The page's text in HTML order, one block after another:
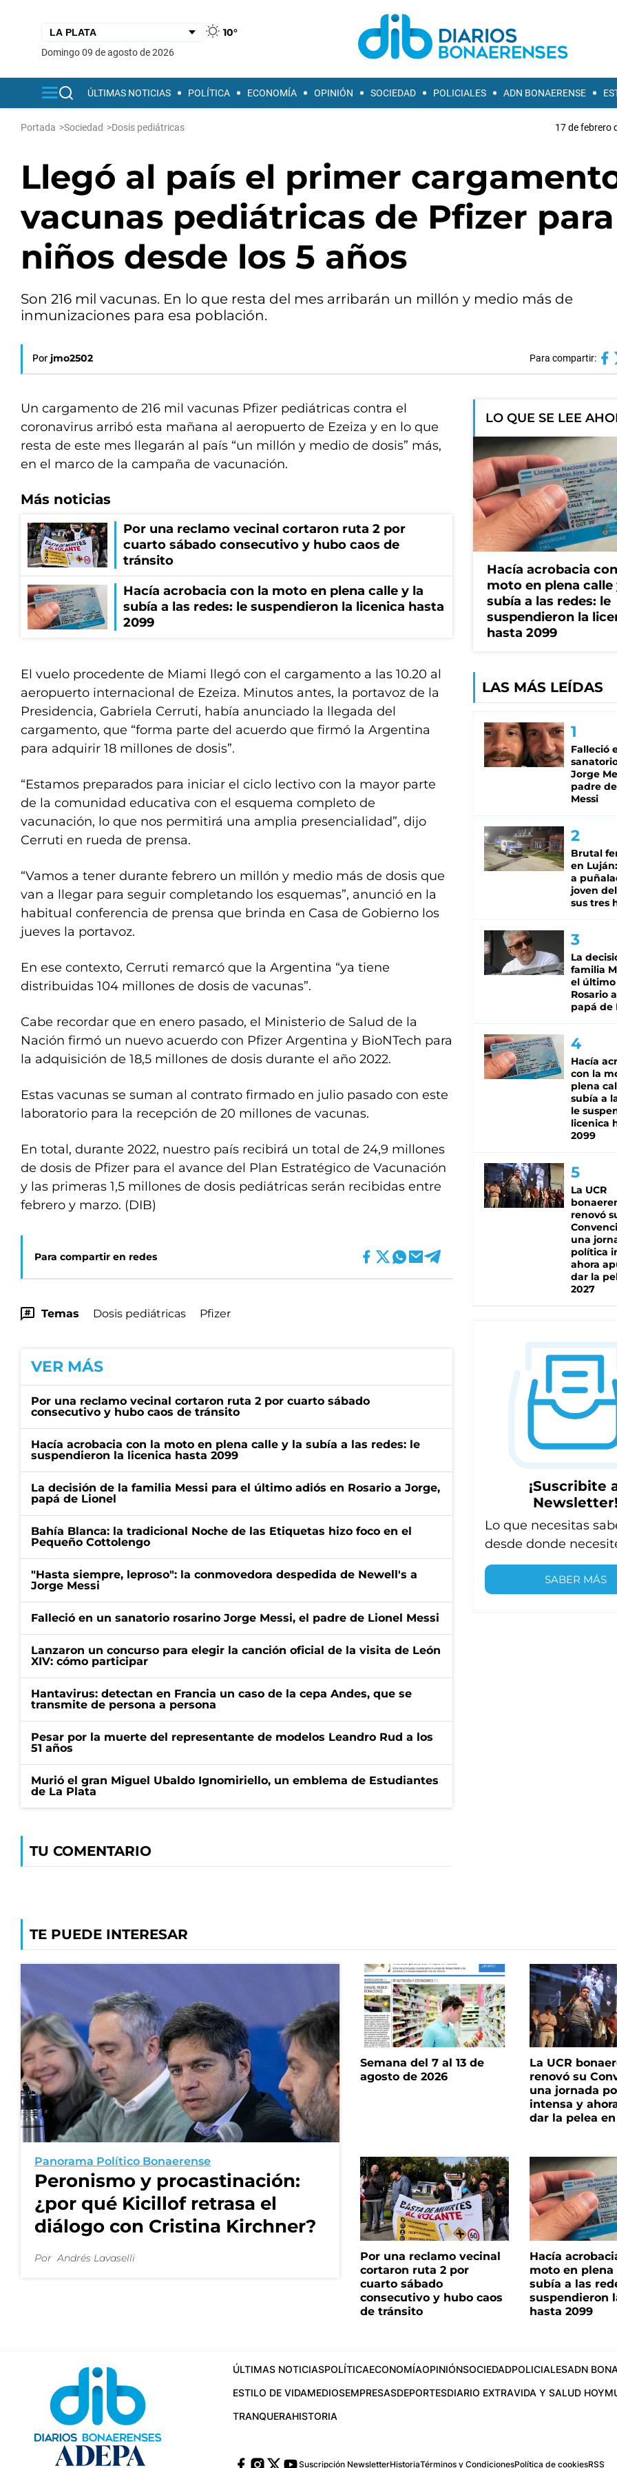
10°
domingo 09 de agosto de 2026
ÚLTIMAS NOTICIAS POLÍTICA ECONOMÍA OPINIÓN SOCIEDAD POLICIALES ADN BONAERENSE
Portada >Sociedad >Dosis pediátricas 17 de febrero
Llegó al país el primer
vacunas pediátricas de Pfizer para
niños desde los 5 años
Son 216 mil vacunas. En lo que resta del mes arribarán un millón y medio más de
inmunizaciones para esa población.
Por jmo2502 Para compartir:
Un cargamento de 216 mil vacunas Pfizer pediátricas contra el
coronavirus arribó esta mañana al aeropuerto de Ezeiza y en lo que
resta de este mes llegarán al país “un millón y medio de dosis” más,
en el marco de la campaña de vacunación.
Más noticias
Por una reclamo vecinal cortaron ruta 2 por
cuarto sábado consecutivo y hubo caos de
tránsito
Hacía acrobacia con la moto en plena calle y la
subía a las redes: le suspendieron la licenica hasta
2099
El vuelo procedente de Miami llegó con el cargamento a las 10.20 al
aeropuerto internacional de Ezeiza. Minutos antes, la portavoz de la
Presidencia, Gabriela Cerruti, había anunciado la llegada del
cargamento, que “forma parte del acuerdo que firmó la Argentina
para adquirir 18 millones de dosis”.
“Estamos preparados para iniciar el ciclo lectivo con la mayor parte
de la comunidad educativa con el esquema completo de
vacunación, lo que nos permitirá una amplia presencialidad”, dijo
Cerruti en rueda de prensa.
“Vamos a tener durante febrero un millón y medio más de dosis que
van a llegar para seguir completando los esquemas”, anunció en la
habitual conferencia de prensa que brinda en Casa de Gobierno los
jueves la portavoz.
En ese contexto, Cerruti remarcó que la Argentina “ya tiene
distribuidas 104 millones de dosis de vacunas”.
Cabe recordar que en enero pasado, el Ministerio de Salud de la
Nación firmó un nuevo acuerdo con Pfizer Argentina y BioNTech para
la adquisición de 18,5 millones de dosis durante el año 2022.
Estas vacunas se suman al contrato firmado en julio pasado con este
laboratorio para la recepción de 20 millones de vacunas.
En total, durante 2022, nuestro país recibirá un total de 24,9 millones
de dosis de Pfizer para el avance del Plan Estratégico de Vacunación
y las primeras 1,5 millones de dosis pediátricas serán recibidas entre
febrero y marzo. (DIB)
Para compartir en redes
Temas Dosis pediátricas Pfizer
VER MÁS
Por una reclamo vecinal cortaron ruta 2 por cuarto sábado
consecutivo y hubo caos de tránsito
Hacía acrobacia con la moto en plena calle y la subía a las redes: le
suspendieron la licenica hasta 2099
La decisión de la familia Messi para el último adiós en Rosario a Jorge,
papá de Lionel
Bahía Blanca: la tradicional Noche de las Etiquetas hizo foco en el
Pequeño Cottolengo
"Hasta siempre, leproso": la conmovedora despedida de Newell's a
Jorge Messi
Falleció en un sanatorio rosarino Jorge Messi, el padre de Lionel Messi
Lanzaron un concurso para elegir la canción oficial de la visita de León
XIV: cómo participar
Hantavirus: detectan en Francia un caso de la cepa Andes, que se
transmite de persona a persona
Pesar por la muerte del representante de modelos Leandro Rud a los
51 años
Murió el gran Miguel Ubaldo Ignomiriello, un emblema de Estudiantes
de La Plata
TU COMENTARIO
LO QUE SE LEE
Hacía acrobacia
moto en plena calle
subía a las redes: le
suspendieron la
hasta 2099
LAS MÁS LEÍDAS
Falleció
Jorge
padre
Messi
Brutal
en
a
joven
sus tres
La
familia
el último
Rosario
papá de
Hacía
con la
plena
subía a
le
licenica
2099
La UCR
renovó
una
política
ahora
dar la
2027
¡Suscribite
Lo que necesitas
desde donde
SABER MÁS
TE PUEDE INTERESAR
Panorama Político Bonaerense
Peronismo y procastinación:
¿por qué Kicillof retrasa el
diálogo con Cristina Kirchner?
Por Andrés Lavaselli
Semana del 7 al 13 de
agosto de 2026
La UCR
renovó su
una jornada
intensa y
dar la pelea en
Por una reclamo vecinal
cortaron ruta 2 por
cuarto sábado
consecutivo y hubo caos
de tránsito
Hacía
moto en plena
subía a las
suspendieron
hasta 2099
ÚLTIMAS NOTICIASPOLÍTICAECONOMÍAOPINIÓNSOCIEDADPOLICIALESADN
ESTILO DE VIDAMEDIOSEMPRESASDEPORTESDIARIO EXTRAVIDA Y SALUD HOY
TRANQUERAHISTORIA
Suscripción NewsletterHistoriaTérminos y CondicionesPolítica de cookiesRSS